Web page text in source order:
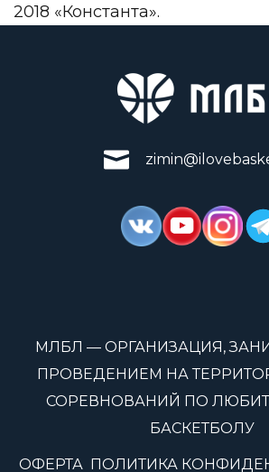
2018 «Константа».
МЛБЛ — ОРГАНИЗАЦИЯ,
ПРОВЕДЕНИЕМ НА
СОРЕВНОВАНИЙ ПО
БАСКЕТБОЛУ
ОФЕРТА ПОЛИТИКА